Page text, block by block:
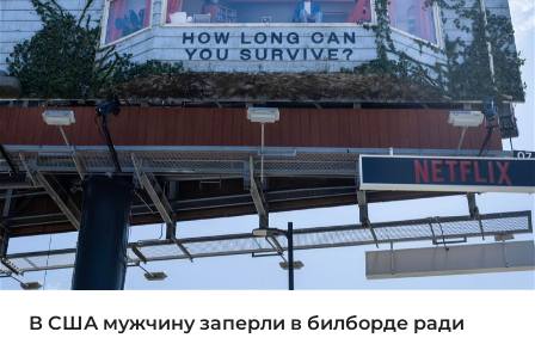
В США мужчину заперли в билборде ради